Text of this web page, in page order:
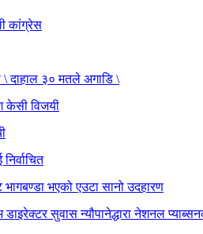
कांग्रेस
\ दाहाल ३० मतले अगाडि \
केसी विजयी
भएको एउटा सानो उदहारण
सुवास न्यौपानेद्धारा नेशनल